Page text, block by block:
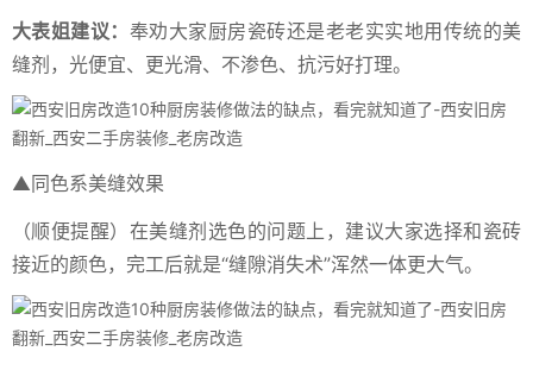
大表姐建议： 奉劝大家厨房瓷砖还是老老实实地用传统的美
缝剂，光便宜、更光滑、不渗色、抗污好打理。
▲同色系美缝效果
（顺便提醒）在美缝剂选色的问题上，建议大家选择和瓷砖
接近的颜色，完工后就是“缝隙消失术”浑然一体更大气。